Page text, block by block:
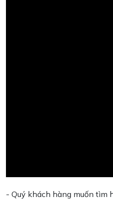
- Quý khách hàng muốn tìm